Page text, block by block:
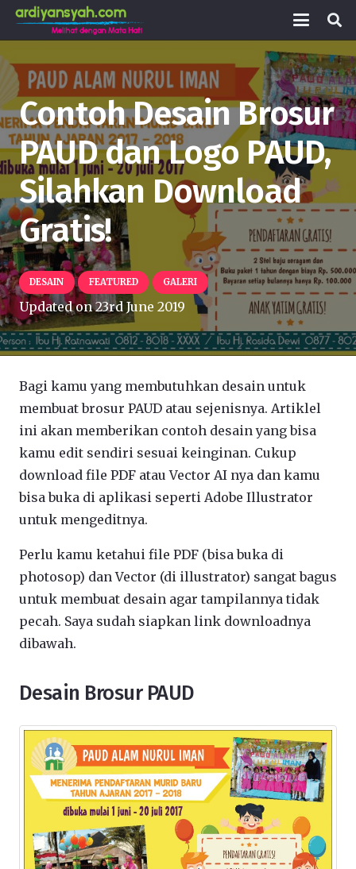
Contoh Desain Brosur
PAUD dan Logo PAUD,
Silahkan Download
Gratis!
DESAIN FEATURED GALERI
Updated on23rd June 2019
Bagi kamu yang membutuhkan desain untuk
membuat brosur PAUD atau sejenisnya. Artiklel
ini akan memberikan contoh desain yang bisa
kamu edit sendiri sesuai keinginan. Cukup
download file PDF atau Vector AI nya dan kamu
bisa buka di aplikasi seperti Adobe Illustrator
untuk mengeditnya.
Perlu kamu ketahui file PDF (bisa buka di
photosop) dan Vector (di illustrator) sangat bagus
untuk membuat desain agar tampilannya tidak
pecah. Saya sudah siapkan link downloadnya
dibawah.
Desain Brosur PAUD